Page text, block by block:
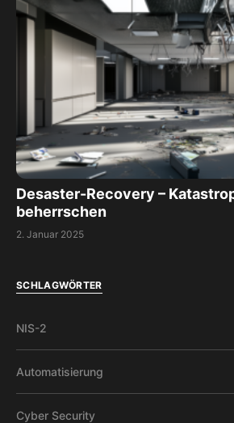
Desaster-Recovery –
beherrschen
2. Januar 2025
SCHLAGWÖRTER
NIS-2
Automatisierung
Cyber Security